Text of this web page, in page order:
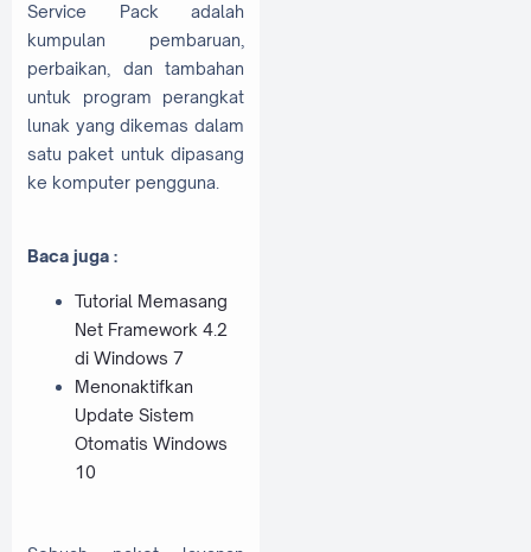
Service Pack adalah
kumpulan pembaruan,
perbaikan, dan tambahan
untuk program perangkat
lunak yang dikemas dalam
satu paket untuk dipasang
ke komputer pengguna.
Baca juga :
Tutorial Memasang
Net Framework 4.2
di Windows 7
Menonaktifkan
Update Sistem
Otomatis Windows
10